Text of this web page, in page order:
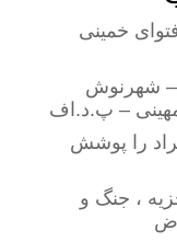
خمینی
– شهرنوش
– پ.د.اف
از افراد را پوشش
، جنگ و